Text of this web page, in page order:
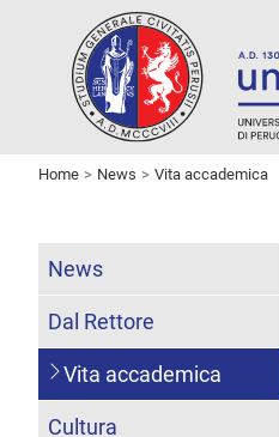
Home News Vita accademica
News
Dal Rettore
Vita accademica
Cultura